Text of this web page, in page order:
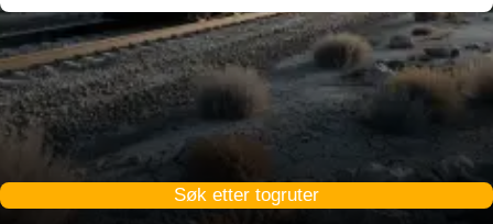
Søk etter togruter